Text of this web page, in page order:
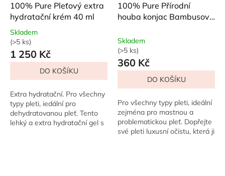
100% Pure Pleťový extra
hydratační krém 40 ml
Průměrné
hodnocení
produktu
5,0
z
5
hvězdiček.
Skladem
(>5 ks)
1 250 Kč
DO KOŠÍKU
Extra hydratační. Pro všechny
typy pleti, iedální pro
dehydratovanou pleť. Tento
lehký a extra hydratační gel s
100% Pure Přírodní
houba konjac Bambusové
Skladem
(>5 ks)
360 Kč
DO KOŠÍKU
Pro všechny typy pleti, ideální
zejména pro mastnou a
problematickou pleť. Dopřejte
své pleti luxusní očistu, která ji